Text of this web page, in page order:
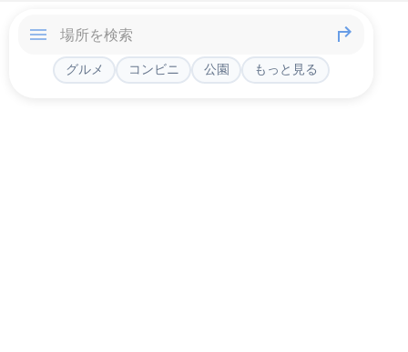
グルメ コンビニ 公園 もっと見る